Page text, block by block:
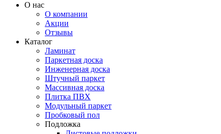
О нас
О компании
Акции
Отзывы
Каталог
Ламинат
Паркетная доска
Инженерная доска
Штучный паркет
Массивная доска
Плитка ПВХ
Модульный паркет
Пробковый пол
Подложка